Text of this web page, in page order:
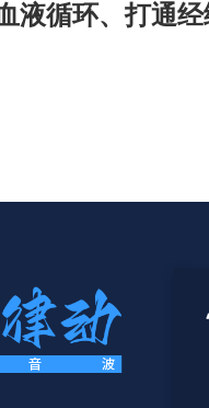
液循环、打通